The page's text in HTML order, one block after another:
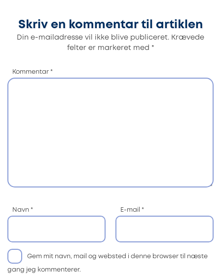
Skriv en kommentar til artiklen
Din e-mailadresse vil ikke blive publiceret. Krævede
felter er markeret med *
Kommentar *
Navn * E-mail *
Gem mit navn, mail og websted i denne browser til næste
gang jeg kommenterer.